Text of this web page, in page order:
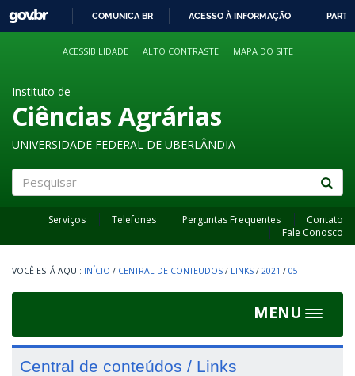
PARA
O
GOVBR
COMUNICA BR ACESSO À INFORMAÇÃO
ACESSIBILIDADE ALTO CONTRASTE MAPA DO SITE
Instituto de
Ciências Agrárias
UNIVERSIDADE FEDERAL DE UBERLÂNDIA
Serviços Telefones Perguntas Frequentes
Contato
Fale Conosco
INÍCIO / CENTRAL DE CONTEUDOS / LINKS / 2021 / 05
MENU
Toggle
Central de conteúdos / Links